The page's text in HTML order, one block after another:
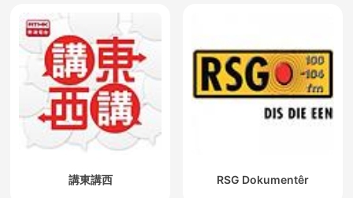
講東講西 RSG Dokumentêr